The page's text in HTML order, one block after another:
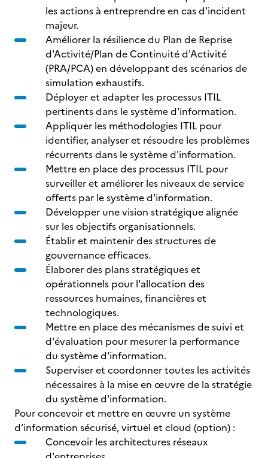
les actions à entreprendre en cas d'incident
majeur.
Améliorer la résilience du Plan de Reprise
d'Activité/Plan de Continuité d'Activité
(PRA/PCA) en développant des scénarios de
simulation exhaustifs.
Déployer et adapter les processus ITIL
pertinents dans le système d'information.
Appliquer les méthodologies ITIL pour
identifier, analyser et résoudre les problèmes
récurrents dans le système d'information.
Mettre en place des processus ITIL pour
surveiller et améliorer les niveaux de service
offerts par le système d'information.
Développer une vision stratégique alignée
sur les objectifs organisationnels.
Établir et maintenir des structures de
gouvernance efficaces.
Élaborer des plans stratégiques et
opérationnels pour l'allocation des
ressources humaines, financières et
technologiques.
Mettre en place des mécanismes de suivi et
d'évaluation pour mesurer la performance
du système d'information.
Superviser et coordonner toutes les activités
nécessaires à la mise en œuvre de la stratégie
du système d'information.
Pour concevoir et mettre en œuvre un système
d’information sécurisé, virtuel et cloud (option) :
Concevoir les architectures réseaux